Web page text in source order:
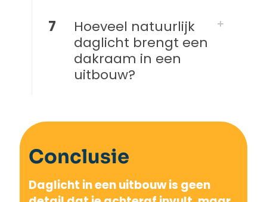
7
Hoeveel natuurlijk
daglicht brengt een
dakraam in een
uitbouw?
Conclusie
Daglicht in een uitbouw is geen